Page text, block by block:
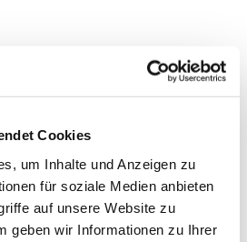
Cookies
um Inhalte und Anzeigen zu
für soziale Medien anbieten
auf unsere Website zu
geben wir Informationen zu Ihrer